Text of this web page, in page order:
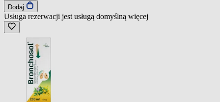
Dodaj
Usługa rezerwacji jest usługą domyślną więcej